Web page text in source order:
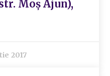
Moș Ajun),
2017